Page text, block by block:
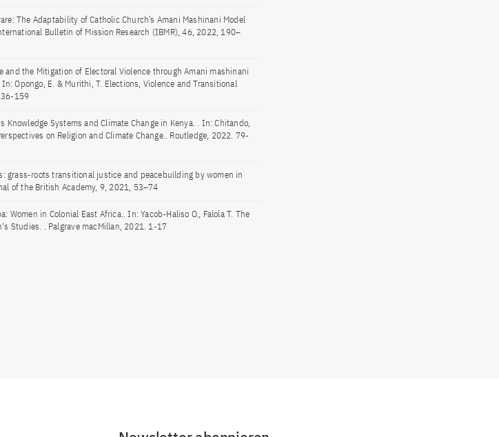
The Adaptability of Catholic Church’s Amani Mashinani Model
Bulletin of Mission Research (IBMR), 46, 2022, 190–
and the Mitigation of Electoral Violence through Amani mashinani
Opongo, E. & Murithi, T. Elections, Violence and Transitional
159
Knowledge Systems and Climate Change in Kenya. . In: Chitando,
on Religion and Climate Change.. Routledge, 2022. 79-
grass-roots transitional justice and peacebuilding by women in
of the British Academy, 9, 2021, 53–74
Women in Colonial East Africa.. In: Yacob-Haliso O., Falola T. The
Studies. . Palgrave macMillan, 2021. 1-17